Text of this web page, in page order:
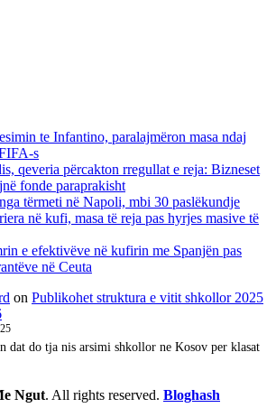
te Infantino, paralajmëron masa ndaj
s
qeveria përcakton rregullat e reja: Bizneset
fonde paraprakisht
tërmeti në Napoli, mbi 30 paslëkundje
në kufi, masa të reja pas hyrjes masive të
e efektivëve në kufirin me Spanjën pas
në Ceuta
on Publikohet struktura e vitit shkollor 2025
dat do tja nis arsimi shkollor ne Kosov per klasat
Ngut. All rights reserved. Bloghash